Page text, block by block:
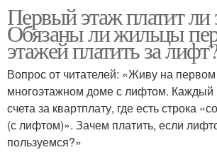
Первый этаж платит ли
Обязаны ли жильцы
этажей платить за
Вопрос от читателей: «Живу на
многоэтажном доме с лифтом. Каждый
счета за квартплату, где есть строка
(с лифтом)». Зачем платить, если
пользуемся?»